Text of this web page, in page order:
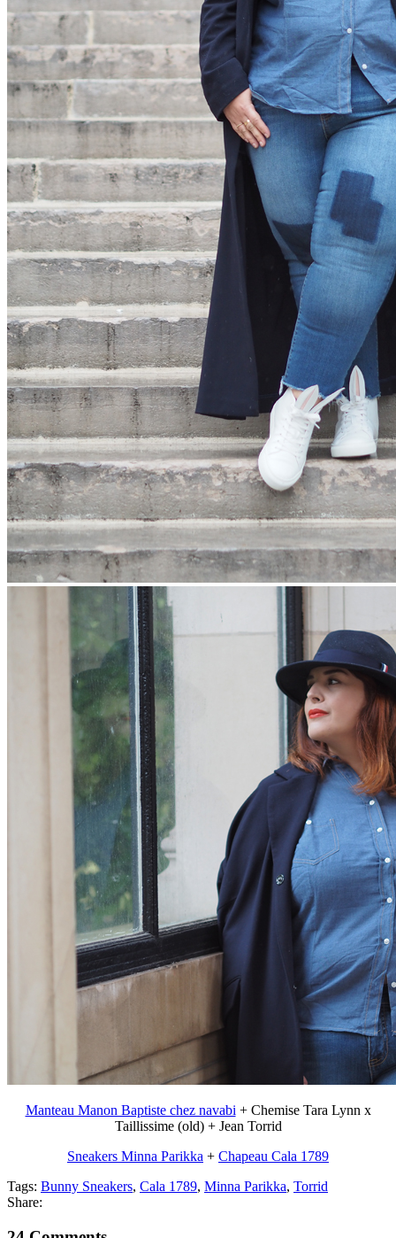
Manteau Manon Baptiste chez navabi + Chemise Tara Lynn x
Taillissime (old) + Jean Torrid
Sneakers Minna Parikka + Chapeau Cala 1789
Tags: Bunny Sneakers, Cala 1789, Minna Parikka, Torrid
Share: